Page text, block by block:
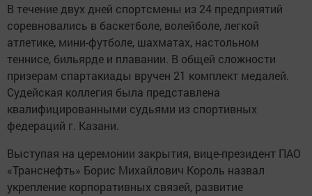
В течение двух дней спортсмены из 24 предприятий
соревновались в баскетболе, волейболе, легкой
атлетике, мини-футболе, шахматах, настольном
теннисе, бильярде и плавании. В общей сложности
призерам спартакиады вручен 21 комплект медалей.
Судейская коллегия была представлена
квалифицированными судьями из спортивных
федераций г. Казани.
Выступая на церемонии закрытия, вице-президент ПАО
«Транснефть» Борис Михайлович Король назвал
укрепление корпоративных связей, развитие